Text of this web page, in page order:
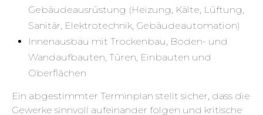
Gebäudeausrüstung (Heizung, Kälte, Lüftung,
Sanitär, Elektrotechnik, Gebäudeautomation)
Innenausbau mit Trockenbau, Boden- und
Wandaufbauten, Türen, Einbauten und
Oberflächen
Ein abgestimmter Terminplan stellt sicher, dass die
Gewerke sinnvoll aufeinander folgen und kritische